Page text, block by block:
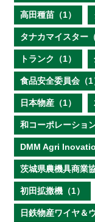
高田種苗（1）
タナカマイスター（
トランク（1）
食品安全委員会（1
日本物産（1）
和コーポレーショ
DMM Agri
茨城県農機具商業
初田拡撒機（1）
日鉄物産ワイヤ＆